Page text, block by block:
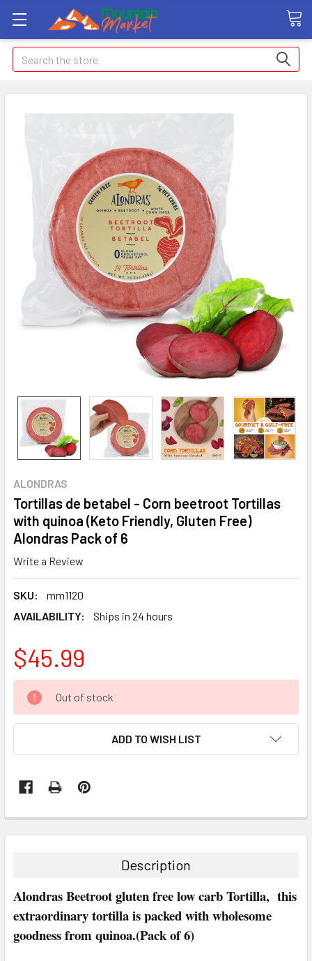
Search
ALONDRAS
Tortillas de betabel - Corn beetroot Tortillas
with quinoa (Keto Friendly, Gluten Free)
Alondras Pack of 6
Write a Review
SKU:
mm1120
AVAILABILITY:
Ships in 24 hours
$45.99
CURRENT
STOCK:
Out of stock
ADD TO WISH LIST
BOUGHT
ALL
ADD
SELECTED
Description
Alondras Beetroot gluten free low carb Tortilla, this
extraordinary tortilla is packed with wholesome
goodness from quinoa.(Pack of 6)